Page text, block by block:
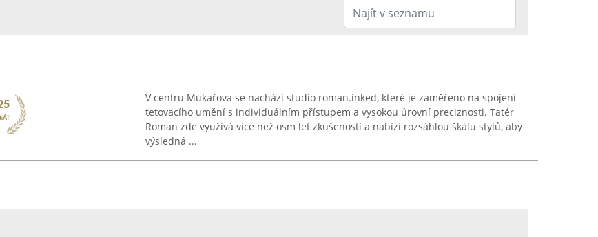
V centru Mukařova se nachází studio roman.inked, které je zaměřeno na spojení
tetovacího umění s individuálním přístupem a vysokou úrovní preciznosti. Tatér
Roman zde využívá více než osm let zkušeností a nabízí rozsáhlou škálu stylů, aby
výsledná ...